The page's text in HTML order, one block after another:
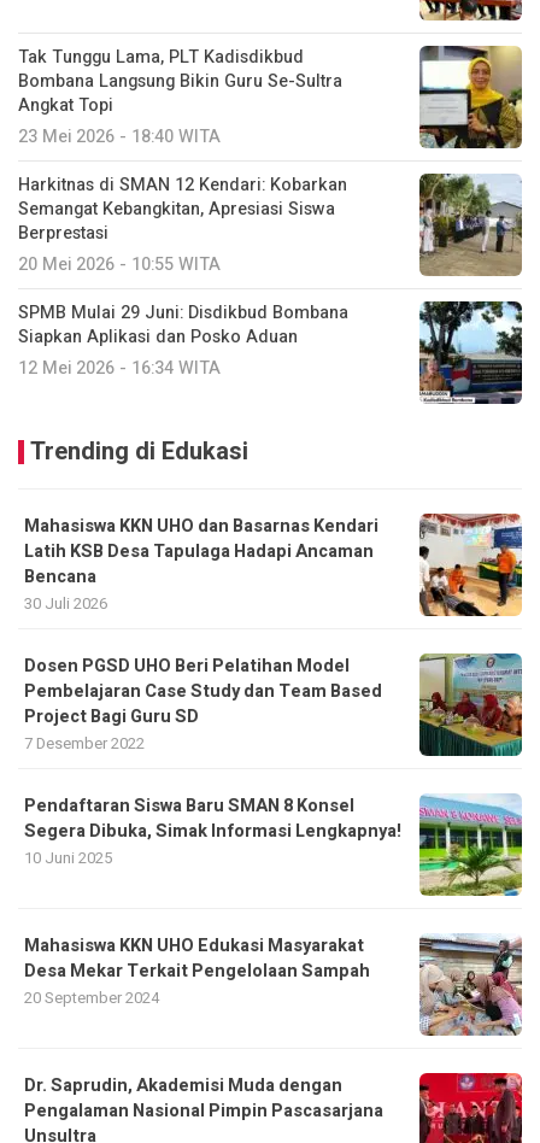
Tak Tunggu Lama, PLT Kadisdikbud
Bombana Langsung Bikin Guru Se-Sultra
Angkat Topi
23 Mei 2026 - 18:40 WITA
Harkitnas di SMAN 12 Kendari: Kobarkan
Semangat Kebangkitan, Apresiasi Siswa
Berprestasi
20 Mei 2026 - 10:55 WITA
SPMB Mulai 29 Juni: Disdikbud Bombana
Siapkan Aplikasi dan Posko Aduan
12 Mei 2026 - 16:34 WITA
Trending di Edukasi
Mahasiswa KKN UHO dan Basarnas Kendari
Latih KSB Desa Tapulaga Hadapi Ancaman
Bencana
30 Juli 2026
Dosen PGSD UHO Beri Pelatihan Model
Pembelajaran Case Study dan Team Based
Project Bagi Guru SD
7 Desember 2022
Pendaftaran Siswa Baru SMAN 8 Konsel
Segera Dibuka, Simak Informasi Lengkapnya!
10 Juni 2025
Mahasiswa KKN UHO Edukasi Masyarakat
Desa Mekar Terkait Pengelolaan Sampah
20 September 2024
Dr. Saprudin, Akademisi Muda dengan
Pengalaman Nasional Pimpin Pascasarjana
Unsultra